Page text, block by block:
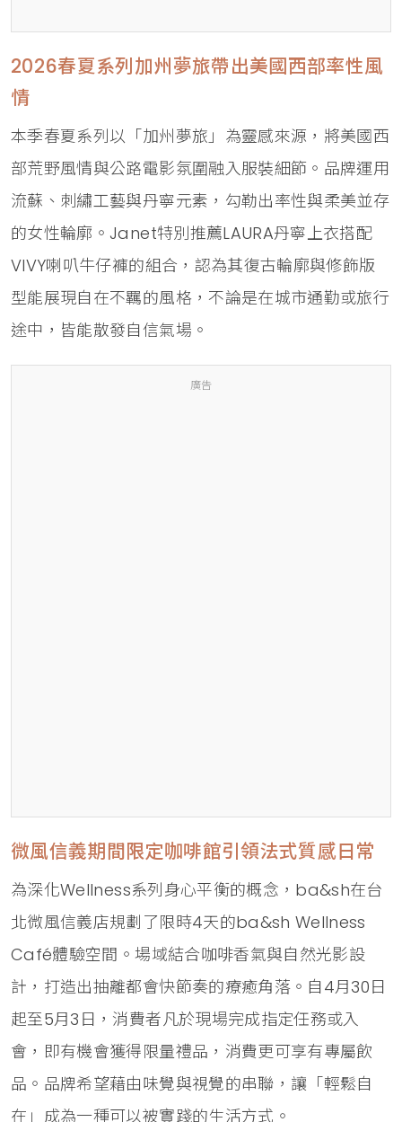
2026春夏系列加州夢旅帶出美國西部率性風
情
本季春夏系列以「加州夢旅」為靈感來源，將美國西
部荒野風情與公路電影氛圍融入服裝細節。品牌運用
流蘇、刺繡工藝與丹寧元素，勾勒出率性與柔美並存
的女性輪廓。Janet特別推薦LAURA丹寧上衣搭配
VIVY喇叭牛仔褲的組合，認為其復古輪廓與修飾版
型能展現自在不羈的風格，不論是在城市通勤或旅行
途中，皆能散發自信氣場。
廣告
微風信義期間限定咖啡館引領法式質感日常
為深化Wellness系列身心平衡的概念，ba&sh在台
北微風信義店規劃了限時4天的ba&sh Wellness
Café體驗空間。場域結合咖啡香氣與自然光影設
計，打造出抽離都會快節奏的療癒角落。自4月30日
起至5月3日，消費者凡於現場完成指定任務或入
會，即有機會獲得限量禮品，消費更可享有專屬飲
品。品牌希望藉由味覺與視覺的串聯，讓「輕鬆自
在」成為一種可以被實踐的生活方式。